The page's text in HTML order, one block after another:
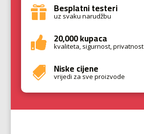
 Besplatni testeri
uz svaku narudžbu
 20,000 kupaca
kvaliteta, sigurnost, privatnost
 Niske cijene
vrijedi za sve proizvode